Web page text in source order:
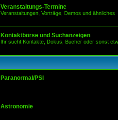
Veranstaltungs-Termine
Veranstaltungen, Vorträge, Demos und ähnliches
Kontaktbörse und Suchanzeigen
Ihr sucht Kontakte, Dokus, Bücher oder sonst
Paranormal/PSI
Astronomie